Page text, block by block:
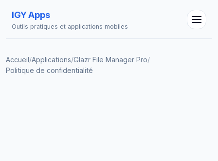
IGY Apps
Outils pratiques et applications mobiles
Accueil/Applications/Glazr File Manager Pro/
Politique de confidentialité